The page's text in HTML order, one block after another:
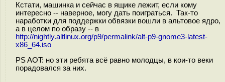
Кстати, машинка и сейчас в ящике лежит, если кому
интересно -- наверное, могу дать поиграться. Так-то
наработки для поддержки обвязки вошли в альтовое ядро,
а в целом по образу -- в
http://nightly.altlinux.org/p9/permalink/alt-p9-gnome3-latest-
x86_64.iso
PS AOT: но эти ребята всё равно молодцы, в кои-то веки
порадовался за них.